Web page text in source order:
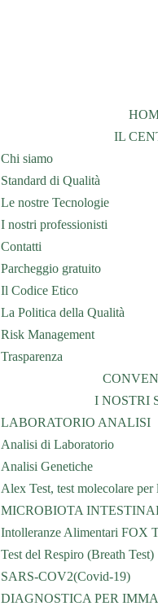
IL
Chi siamo
Standard di Qualità
Le nostre Tecnologie
I nostri professionisti
Contatti
Parcheggio gratuito
Il Codice Etico
La Politica della Qualità
Risk Management
Trasparenza
I NOSTRI
LABORATORIO ANALISI
Analisi di Laboratorio
Analisi Genetiche
Alex Test, test molecolare
MICROBIOTA
Intolleranze Alimentari FOX
Test del Respiro (Breath Test)
SARS-COV2(Covid-19)
DIAGNOSTICA PER